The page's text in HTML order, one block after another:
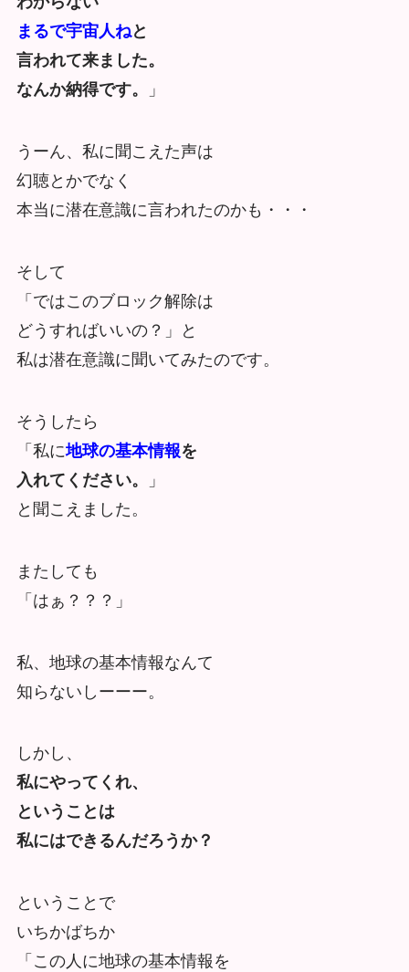
まるで宇宙人ねと
言われて来ました。
なんか納得です。
」
うーん、私に聞こえた声は
幻聴とかでなく
本当に潜在意識に言われたのかも・・・
そして
「ではこのブロック解除は
どうすればいいの？」と
私は潜在意識に聞いてみたのです。
そうしたら
「私に地球の基本情報を
入れてください。
」
と聞こえました。
またしても
「はぁ？？？」
私、地球の基本情報なんて
知らないしーーー。
しかし、
私にやってくれ、
ということは
私にはできるんだろうか？
ということで
いちかばちか
「この人に地球の基本情報を